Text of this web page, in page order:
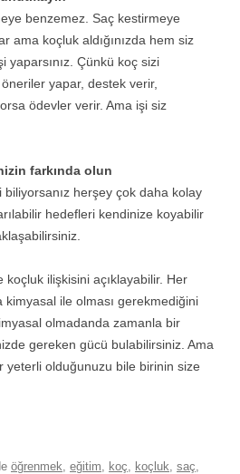
benzemez. Saç kestirmeye
ama koçluk aldığınızda hem siz
yaparsınız. Çünkü koç sizi
yapar, destek verir,
ödevler verir. Ama işi siz
farkında olun
herşey çok daha kolay
hedefleri kendinize koyabilir
koçluk ilişkisini açıklayabilir. Her
ile olması gerekmediğini
olmadanda zamanla bir
gereken gücü bulabilirsiniz. Ama
yeterli olduğunuzu bile birinin size
öğrenmek, eğitim, koç, koçluk, saç,